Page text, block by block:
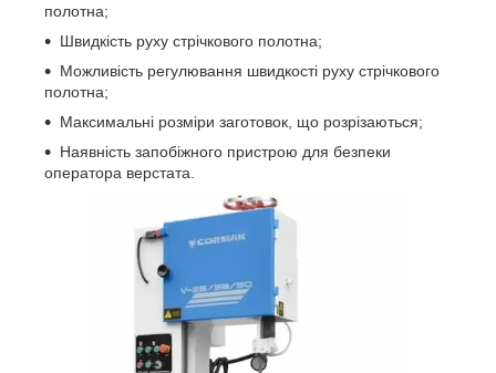
полотна;
Швидкість руху стрічкового полотна;
Можливість регулювання швидкості руху стрічкового
полотна;
Максимальні розміри заготовок, що розрізаються;
Наявність запобіжного пристрою для безпеки
оператора верстата.